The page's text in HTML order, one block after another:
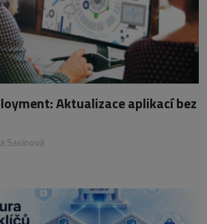
Aktualizace aplikací bez
Sasínová